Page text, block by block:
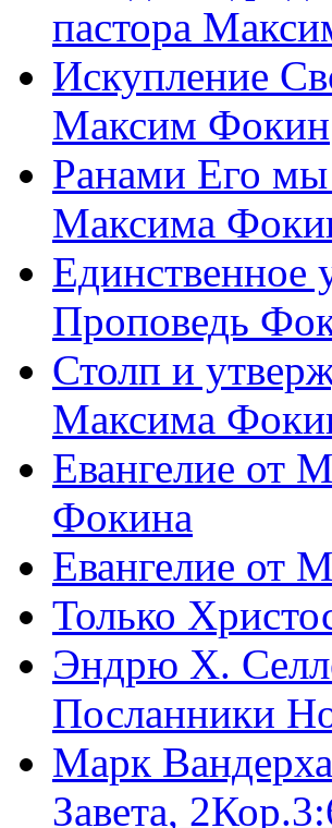
пастора
Искупление
Максим Фокин
Ранами Его мы
Максима
Единственное
Проповедь
Столп и
Максима
Евангелие от
Фокина
Евангелие от
Только
Эндрю Х.
Посланники
Марк
Завета,